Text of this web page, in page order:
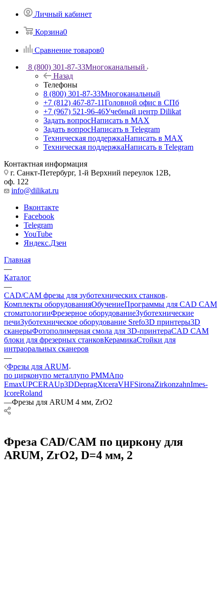
Личный кабинет
Корзина0
Сравнение товаров0
8 (800) 301-87-33Многоканальный
Назад
Телефоны
8 (800) 301-87-33Многоканальный
+7 (812) 467-87-11Головной офис в СПб
+7 (967) 521-96-46Учебный центр Dilikat
Задать вопросНаписать в MAX
Задать вопросНаписать в Telegram
Техническая поддержкаНаписать в MAX
Техническая поддержкаНаписать в Telegram
Контактная информация
г. Санкт-Петербург, 1-й Верхний переулок 12В,
оф. 122
info@dilikat.ru
Вконтакте
Facebook
Telegram
YouTube
Яндекс.Дзен
Главная
—
Каталог
—
CAD/CAM фрезы для зуботехнических станков
Комплекты оборудованияОбучениеПрограммы для CAD CAM
стоматологииФрезерное оборудованиеЗуботехнические
печиЗуботехническое оборудование Srefo3D принтеры3D
сканерыФотополимерная смола для 3D-принтераCAD CAM
блоки для фрезерных станковКерамикаСтойки для
интраоральных сканеров
—
Фрезы для ARUM
по цирконупо металлупо PMMAпо
EmaxUPCERAUp3DDepragXtceraVHFSironaZirkonzahnImes-
IcoreRoland
—Фрезы для ARUM 4 мм, ZrO2
Фреза CAD/CAM по циркону для
ARUM, ZrO2, D=4 мм, 2